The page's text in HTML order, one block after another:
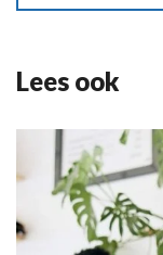
Lees ook